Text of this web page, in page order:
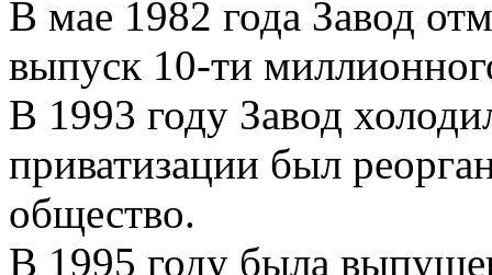
В мае 1982 года Завод
выпуск 10-ти
В 1993 году Завод
приватизации был
общество.
В 1995 году была